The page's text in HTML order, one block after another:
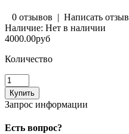
0 отзывов | Написать отзыв
Наличие: Нет в наличии
4000.00руб
Количество
Запрос информации
Есть вопрос?